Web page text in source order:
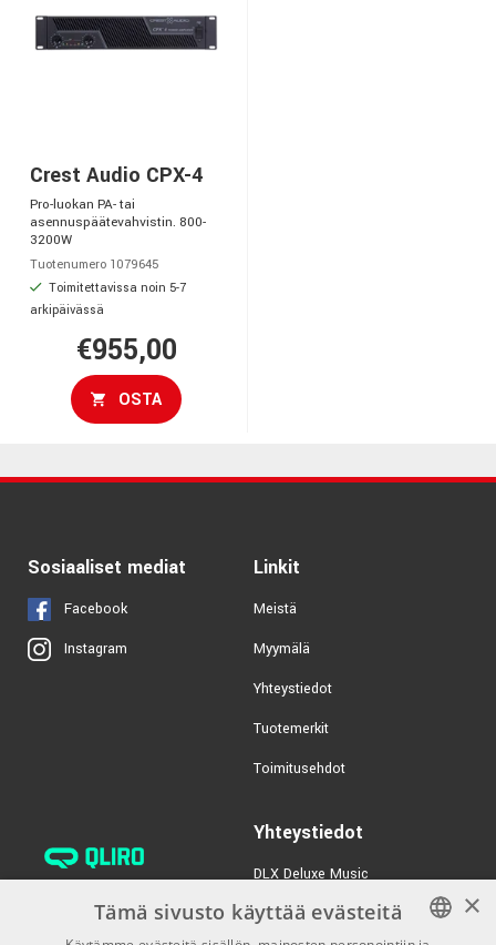
Crest Audio CPX-4
Pro-luokan PA- tai
asennuspäätevahvistin. 800-
3200W
Tuotenumero 1079645
Toimitettavissa noin 5-7
arkipäivässä
€955,00
OSTA
Sosiaaliset mediat
Facebook
Instagram
Linkit
Meistä
Myymälä
Yhteystiedot
Tuotemerkit
Toimitusehdot
Yhteystiedot
DLX Deluxe Music
verkkokaupan asiakaspalvelu:
tilaus@dlxmusic.fi
×
Tämä sivusto käyttää evästeitä